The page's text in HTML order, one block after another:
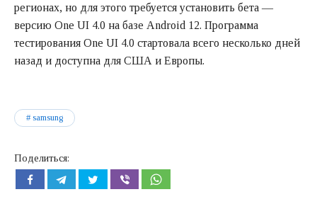
регионах, но для этого требуется установить бета —
версию One UI 4.0 на базе Android 12. Программа
тестирования One UI 4.0 стартовала всего несколько дней
назад и доступна для США и Европы.
samsung
Поделиться: